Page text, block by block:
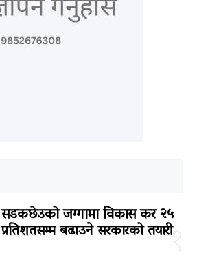
१
सडकछेउको जग्गामा विकास कर २५
प्रतिशतसम्म बढाउने सरकारको तयारी